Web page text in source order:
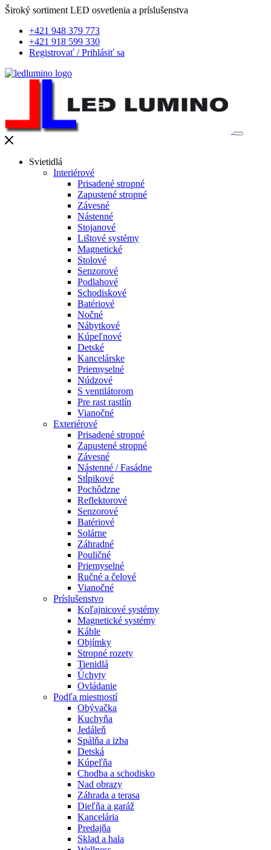
Široký sortiment LED osvetlenia a príslušenstva
+421 948 379 773
+421 918 599 330
Registrovať /Prihlásiť sa
Svietidlá
Interiérové
Prisadené stropné
Zapustené stropné
Závesné
Nástenné
Stojanové
Lištové systémy
Magnetické
Stolové
Senzorové
Podlahové
Schodiskové
Batériové
Nočné
Nábytkové
Kúpeľnové
Detské
Kancelárske
Priemyselné
Núdzové
S ventilátorom
Pre rast rastlín
Vianočné
Exteriérové
Prisadené stropné
Zapustené stropné
Závesné
Nástenné / Fasádne
Stĺpikové
Pochôdzne
Reflektorové
Senzorové
Batériové
Solárne
Záhradné
Pouličné
Priemyselné
Ručné a čelové
Vianočné
Príslušenstvo
Koľajnicové systémy
Magnetické systémy
Káble
Objímky
Stropné rozety
Tienidlá
Úchyty
Ovládanie
Podľa miestností
Obývačka
Kuchyňa
Jedáleň
Spálňa a izba
Detská
Kúpeľňa
Chodba a schodisko
Nad obrazy
Záhrada a terasa
Dieľňa a garáž
Kancelária
Predajňa
Sklad a hala